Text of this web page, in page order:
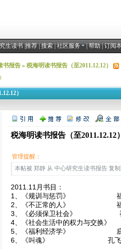
生读书|推荐|搜索|社区服务 |帮助|订阅
书报告» 税海明读书报告（至2011.12.12）
）
税海明读书报告（至2011.12.12
管理提醒：
本帖被 郑静 从 中心研究生读书报告 复
2011.11月书目：
1、《规训与惩罚》 福
2、《不正常的人》 福
3、《必须保卫社会》
4、《社会生活中的权力与交
5、《福利经济学》 庇
6、《叫魂》 孔飞